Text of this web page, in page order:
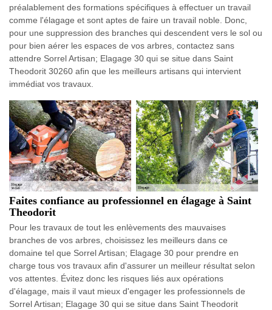
préalablement des formations spécifiques à effectuer un travail
comme l'élagage et sont aptes de faire un travail noble. Donc,
pour une suppression des branches qui descendent vers le sol ou
pour bien aérer les espaces de vos arbres, contactez sans
attendre Sorrel Artisan; Elagage 30 qui se situe dans Saint
Theodorit 30260 afin que les meilleurs artisans qui intervient
immédiat vos travaux.
Faites confiance au professionnel en élagage à Saint
Theodorit
Pour les travaux de tout les enlèvements des mauvaises
branches de vos arbres, choisissez les meilleurs dans ce
domaine tel que Sorrel Artisan; Elagage 30 pour prendre en
charge tous vos travaux afin d'assurer un meilleur résultat selon
vos attentes. Évitez donc les risques liés aux opérations
d'élagage, mais il vaut mieux d'engager les professionnels de
Sorrel Artisan; Elagage 30 qui se situe dans Saint Theodorit